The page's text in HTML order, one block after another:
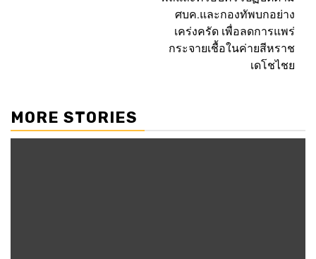
ศบค.และกองทัพบกอย่าง
เคร่งครัด เพื่อลดการแพร่
กระจายเชื้อในค่ายสีหราช
เดโชไชย
MORE STORIES